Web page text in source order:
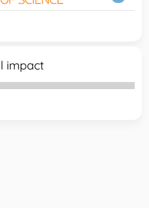
impact